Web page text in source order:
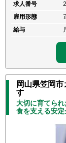
求人番号
雇用形態
給与
岡山県笠岡
す
大切に育てら
食を支える安